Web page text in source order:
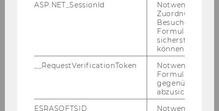
Seminar 2026
Programmblatt 2026
ASP.NET_SessionId
Notwendig, um
Zuordnung von
Besucher zu
sicherstellen zu
können.
__RequestVerificationToken
Notwendig, um
gegenüber
abzusichern.
ESRASOFTSID
Notwendig zur